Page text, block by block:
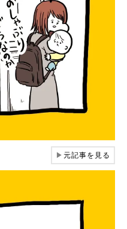
▶元記事を見る